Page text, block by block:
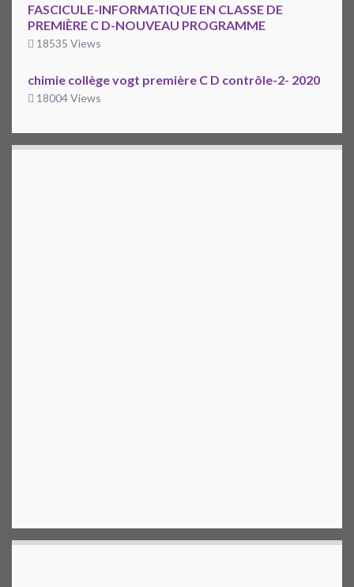
FASCICULE-INFORMATIQUE EN CLASSE DE
PREMIÈRE C D-NOUVEAU PROGRAMME
18535 Views
chimie collège vogt première C D contrôle-2- 2020
18004 Views